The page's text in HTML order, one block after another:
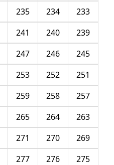
233
234
235
239
240
241
245
246
247
251
252
253
257
258
259
263
264
265
269
270
271
275
276
277